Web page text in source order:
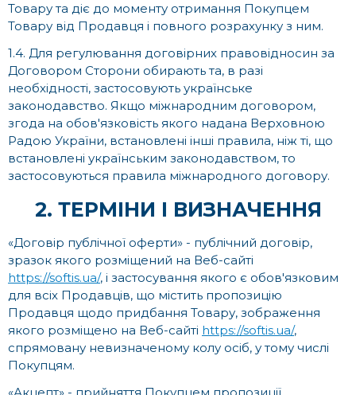
Товару та діє до моменту отримання Покупцем
Товару від Продавця і повного розрахунку з ним.
1.4. Для регулювання договірних правовідносин за
Договором Сторони обирають та, в разі
необхідності, застосовують українське
законодавство. Якщо міжнародним договором,
згода на обов'язковість якого надана Верховною
Радою України, встановлені інші правила, ніж ті, що
встановлені українським законодавством, то
застосовуються правила міжнародного договору.
2. ТЕРМІНИ І ВИЗНАЧЕННЯ
«Договір публічної оферти» - публічний договір,
зразок якого розміщений на Веб-сайті
https://softis.ua/, і застосування якого є обов'язковим
для всіх Продавців, що містить пропозицію
Продавця щодо придбання Товару, зображення
якого розміщено на Веб-сайті https://softis.ua/,
спрямовану невизначеному колу осіб, у тому числі
Покупцям.